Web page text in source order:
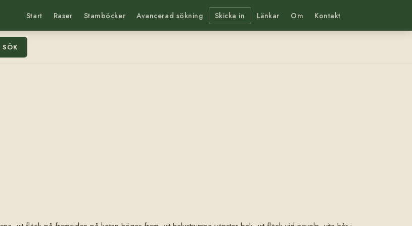
Start Raser Stamböcker Avancerad sökning Skicka in Länkar Om Kontakt
SÖK